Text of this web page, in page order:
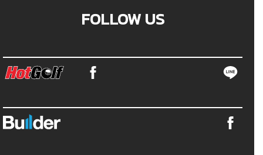
FOLLOW US